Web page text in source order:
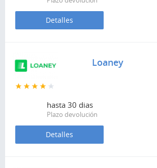
Detalles
Loaney
hasta 30 dias
Plazo devolución
Detalles